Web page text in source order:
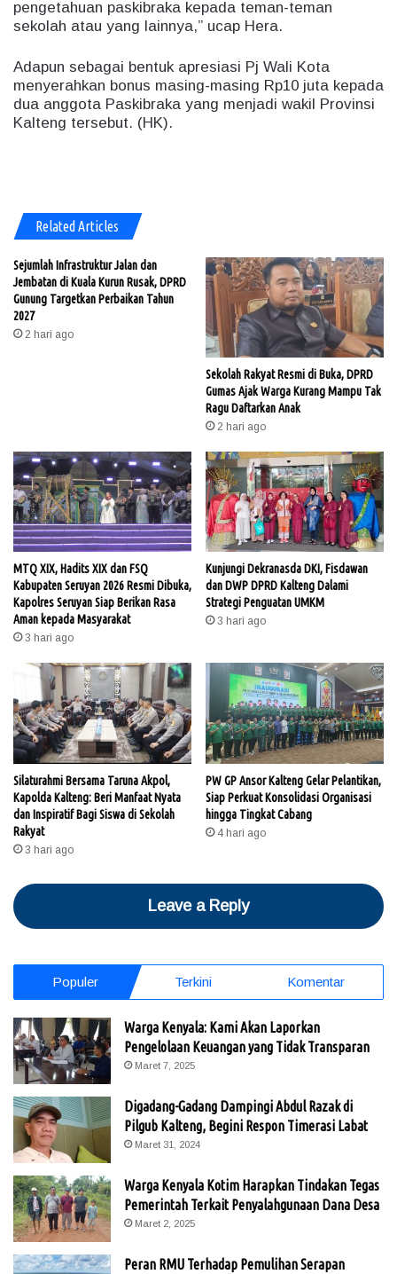
pengetahuan paskibraka kepada teman-teman
sekolah atau yang lainnya,” ucap Hera.
Adapun sebagai bentuk apresiasi Pj Wali Kota
menyerahkan bonus masing-masing Rp10 juta kepada
dua anggota Paskibraka yang menjadi wakil Provinsi
Kalteng tersebut. (HK).
Related Articles
Sejumlah Infrastruktur Jalan dan
Jembatan di Kuala Kurun Rusak, DPRD
Gunung Targetkan Perbaikan Tahun
2027
2 hari ago
Sekolah Rakyat Resmi di Buka, DPRD
Gumas Ajak Warga Kurang Mampu Tak
Ragu Daftarkan Anak
2 hari ago
MTQ XIX, Hadits XIX dan FSQ
Kabupaten Seruyan 2026 Resmi Dibuka,
Kapolres Seruyan Siap Berikan Rasa
Aman kepada Masyarakat
3 hari ago
Kunjungi Dekranasda DKI, Fisdawan
dan DWP DPRD Kalteng Dalami
Strategi Penguatan UMKM
3 hari ago
Silaturahmi Bersama Taruna Akpol,
Kapolda Kalteng: Beri Manfaat Nyata
dan Inspiratif Bagi Siswa di Sekolah
Rakyat
3 hari ago
PW GP Ansor Kalteng Gelar Pelantikan,
Siap Perkuat Konsolidasi Organisasi
hingga Tingkat Cabang
4 hari ago
Leave a Reply
Populer Terkini Komentar
Warga Kenyala: Kami Akan Laporkan
Pengelolaan Keuangan yang Tidak Transparan
Maret 7, 2025
Digadang-Gadang Dampingi Abdul Razak di
Pilgub Kalteng, Begini Respon Timerasi Labat
Maret 31, 2024
Warga Kenyala Kotim Harapkan Tindakan Tegas
Pemerintah Terkait Penyalahgunaan Dana Desa
Maret 2, 2025
Peran RMU Terhadap Pemulihan Serapan